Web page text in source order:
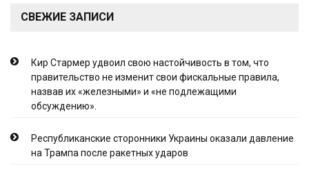
СВЕЖИЕ ЗАПИСИ
Кир Стармер удвоил свою настойчивость в том, что
правительство не изменит свои фискальные правила,
назвав их «железными» и «не подлежащими
обсуждению».
Республиканские сторонники Украины оказали давление
на Трампа после ракетных ударов